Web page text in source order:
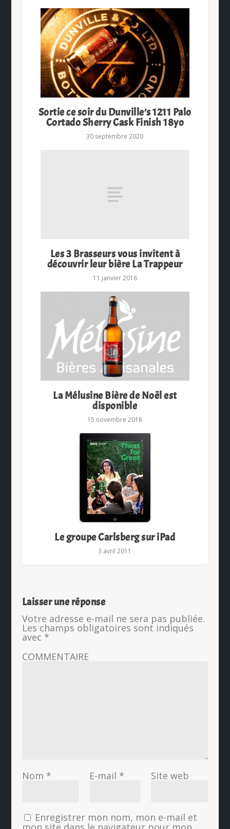
Sortie ce soir du Dunville’s 1211 Palo
Cortado Sherry Cask Finish 18yo
30 septembre 2020
Les 3 Brasseurs vous invitent à
découvrir leur bière La Trappeur
11 janvier 2016
La Mélusine Bière de Noël est
disponible
15 novembre 2018
Le groupe Carlsberg sur iPad
3 avril 2011
Laisser une réponse
Votre adresse e-mail ne sera pas publiée.
Les champs obligatoires sont indiqués
avec *
COMMENTAIRE
Nom * E-mail * Site web
Enregistrer mon nom, mon e-mail et